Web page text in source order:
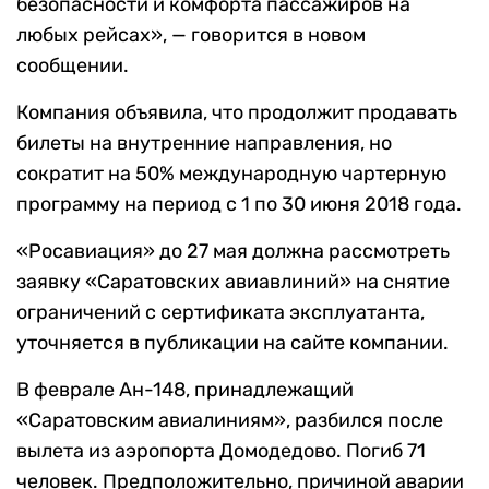
любых рейсах», — говорится в новом
сообщении.
Компания объявила, что продолжит продавать
билеты на внутренние направления, но
сократит на 50% международную чартерную
программу на период с 1 по 30 июня 2018 года.
«Росавиация» до 27 мая должна рассмотреть
заявку «Саратовских авиавлиний» на снятие
ограничений с сертификата эксплуатанта,
уточняется в публикации на сайте компании.
В феврале Ан-148, принадлежащий
«Саратовским авиалиниям», разбился после
вылета из аэропорта Домодедово. Погиб 71
человек. Предположительно, причиной аварии